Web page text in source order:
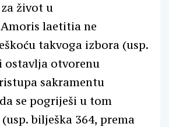
život u
laetitia ne
takvoga izbora (usp.
ostavlja otvorenu
sakramentu
se pogriješi u tom
bilješka 364, prema